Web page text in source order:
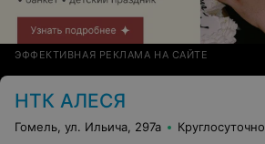
ЭФФЕКТИВНАЯ РЕКЛАМА НА САЙТЕ
НТК АЛЕСЯ
Гомель, ул. Ильича, 297а Круглосуточно